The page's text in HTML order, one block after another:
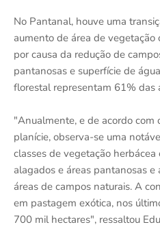
No Pantanal, houve uma
aumento de área de
por causa da redução de
pantanosas e superfície de
florestal representam 61% das
"Anualmente, e de acordo com
planície, observa-se uma
classes de vegetação
alagados e áreas pantanosas
áreas de campos naturais. A
em pastagem exótica, nos
700 mil hectares", ressaltou